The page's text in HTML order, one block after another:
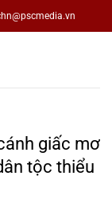
giấc mơ
tộc thiểu